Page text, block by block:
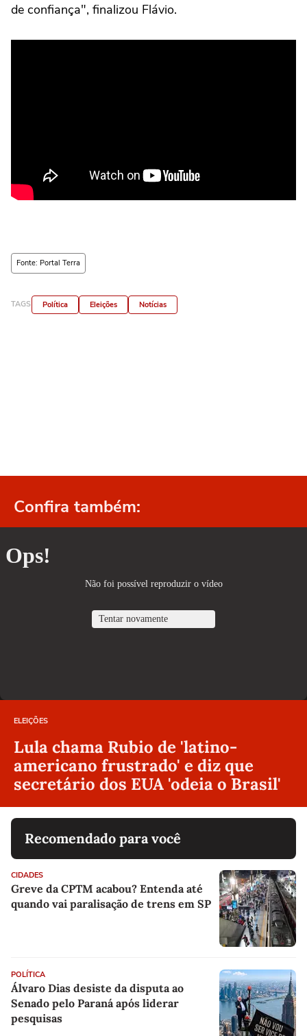
de confiança", finalizou Flávio.
Fonte: Portal Terra
TAGS Política Eleições Notícias
Confira também:
ELEIÇÕES
Lula chama Rubio de 'latino-
americano frustrado' e diz que
secretário dos EUA 'odeia o Brasil'
Recomendado para você
CIDADES
Greve da CPTM acabou? Entenda até
quando vai paralisação de trens em SP
POLÍTICA
Álvaro Dias desiste da disputa ao
Senado pelo Paraná após liderar
pesquisas